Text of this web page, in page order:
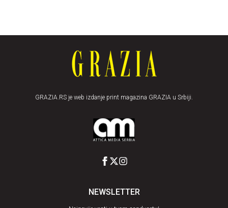
GRAZIA.RS je web izdanje print magazina GRAZIA u Srbiji.
NEWSLETTER